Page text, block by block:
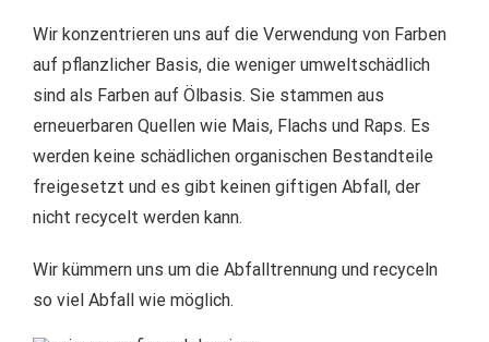
Wir konzentrieren uns auf die Verwendung von Farben
auf pflanzlicher Basis, die weniger umweltschädlich
sind als Farben auf Ölbasis. Sie stammen aus
erneuerbaren Quellen wie Mais, Flachs und Raps. Es
werden keine schädlichen organischen Bestandteile
freigesetzt und es gibt keinen giftigen Abfall, der
nicht recycelt werden kann.
Wir kümmern uns um die Abfalltrennung und recyceln
so viel Abfall wie möglich.